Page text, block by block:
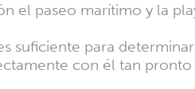
el paseo marítimo y la
para
con él tan